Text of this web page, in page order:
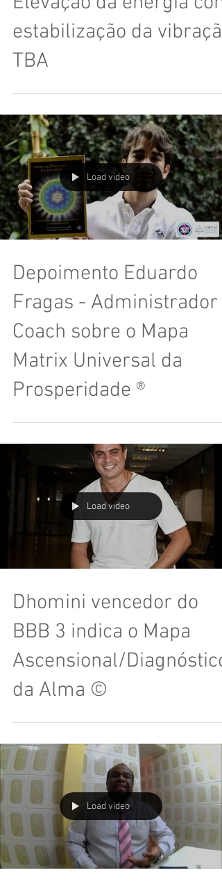
estabilização da vibração
TBA
Load video
Depoimento Eduardo
Fragas - Administrador e
Coach sobre o Mapa
Matrix Universal da
Prosperidade ®
Load video
Dhomini vencedor do
BBB 3 indica o Mapa
Ascensional/Diagnóstico
da Alma ©
Load video